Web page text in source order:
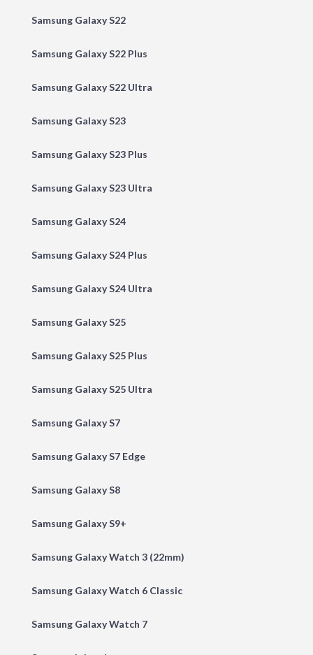
Samsung Galaxy S22
Samsung Galaxy S22 Plus
Samsung Galaxy S22 Ultra
Samsung Galaxy S23
Samsung Galaxy S23 Plus
Samsung Galaxy S23 Ultra
Samsung Galaxy S24
Samsung Galaxy S24 Plus
Samsung Galaxy S24 Ultra
Samsung Galaxy S25
Samsung Galaxy S25 Plus
Samsung Galaxy S25 Ultra
Samsung Galaxy S7
Samsung Galaxy S7 Edge
Samsung Galaxy S8
Samsung Galaxy S9+
Samsung Galaxy Watch 3 (22mm)
Samsung Galaxy Watch 6 Classic
Samsung Galaxy Watch 7